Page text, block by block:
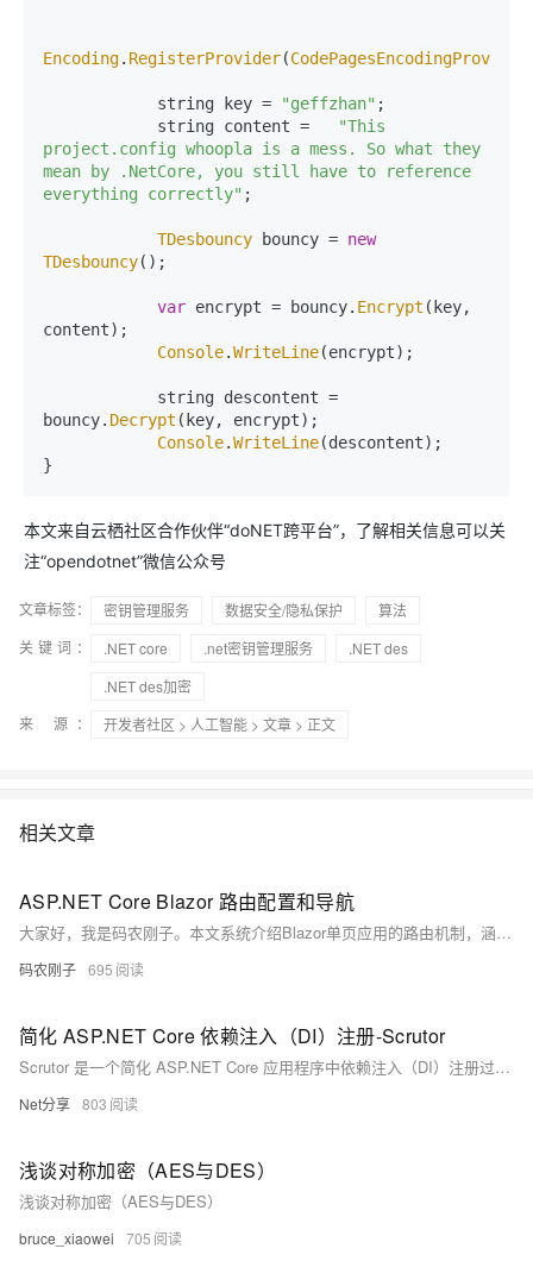
Encoding. RegisterProvider(CodePagesEncodingProvider
            string key =
"geffzhan" ;
            string content =
"This
project.config whoopla is a mess. So what they
mean by .NetCore, you still have to reference
everything correctly" ;
TDesbouncy bouncy = new
TDesbouncy();
var encrypt = bouncy. Encrypt (key,
content);
Console.WriteLine(encrypt);
bouncy. Decrypt (key, encrypt);
Console.WriteLine(descontent);
}
本文来自云栖社区合作伙伴“doNET跨平台”，了解相关信息可以关
注“opendotnet”微信公众号
文章标签： 密钥管理服务 数据安全/隐私保护
算法
关键词：
.NET core .net密钥管理服务
.NET des
.NET des加密
来 源：
开发者社区 > 人工智能 > 文章 > 正文
相关文章
ASP.NET Core Blazor 路由配置和导航
大家好，我是码农刚子。本文系统介绍Blazor单页应用的路由机制，涵盖基础配置、路由参数、编程式导航及高级功能。通过@page指令定义路由，支持参数约束、可选参数与通配符捕获，结合NavigationManager实现页面跳转与参数传递，并演示用户管理、产品展示等典型场景，全面掌握Blazor路由从入门到实战的完整方案。
码农刚子 695
简化 ASP.NET Core 依赖注入（DI）注册-Scrutor
Scrutor 是一个简化 ASP.NET Core 应用程序中依赖注入（DI）注册过程的开源库，支持自动扫描和注册服务。通过简单的配置，开发者可以轻松地从指定程序集中筛选、注册服务，并设置其生命周期，同时支持服务装饰等高级功能。适用于大型项目，提高代码的可维护性和简洁性。仓库地址：&lt;https://github.com/khellang/Scrutor&gt;
Net分享 803
浅谈对称加密（AES与DES）
浅谈对称加密（AES与DES）
bruce_xiaowei 705